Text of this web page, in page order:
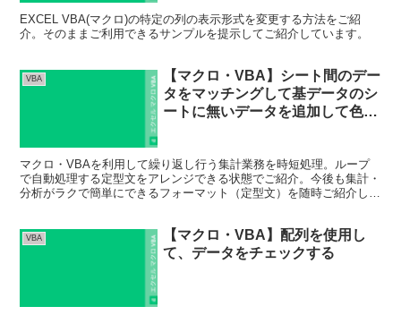
EXCEL VBA(マクロ)の特定の列の表示形式を変更する方法をご紹
介。そのままご利用できるサンプルを提示してご紹介しています。
VBA
【マクロ・VBA】シート間のデー
タをマッチングして基データのシ
ートに無いデータを追加して色を
マクロ・VBAを利用して繰り返し行う集計業務を時短処理。ループ
で自動処理する定型文をアレンジできる状態でご紹介。今後も集計・
分析がラクで簡単にできるフォーマット（定型文）を随時ご紹介して
VBA
【マクロ・VBA】配列を使用し
て、データをチェックする